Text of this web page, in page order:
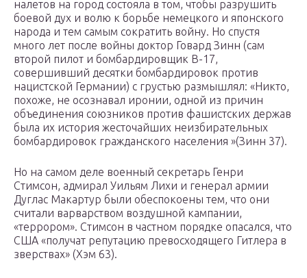
налетов на город состояла в том, чтобы разрушить
боевой дух и волю к борьбе немецкого и японского
народа и тем самым сократить войну. Но спустя
много лет после войны доктор Говард Зинн (сам
второй пилот и бомбардировщик B-17,
совершивший десятки бомбардировок против
нацистской Германии) с грустью размышлял: «Никто,
похоже, не осознавал иронии, одной из причин
объединения союзников против фашистских держав
была их история жесточайших неизбирательных
бомбардировок гражданского населения »(Зинн 37).
Но на самом деле военный секретарь Генри
Стимсон, адмирал Уильям Лихи и генерал армии
Дуглас Макартур были обеспокоены тем, что они
считали варварством воздушной кампании,
«террором». Стимсон в частном порядке опасался, что
США «получат репутацию превосходящего Гитлера в
зверствах» (Хэм 63).